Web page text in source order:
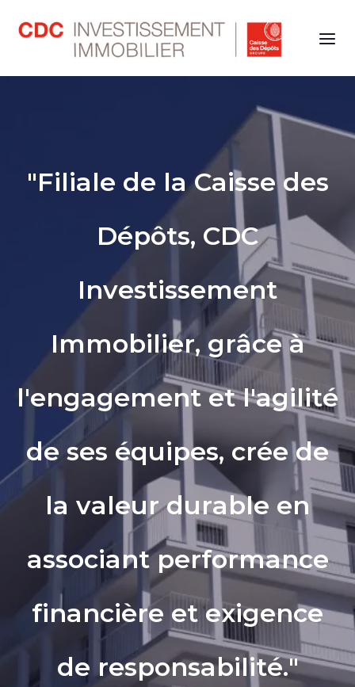
"Filiale de la Caisse des
Dépôts, CDC
Investissement
Immobilier, grâce à
l'engagement et l'agilité
de ses équipes, crée de
la valeur durable en
associant performance
financière et exigence
de responsabilité."